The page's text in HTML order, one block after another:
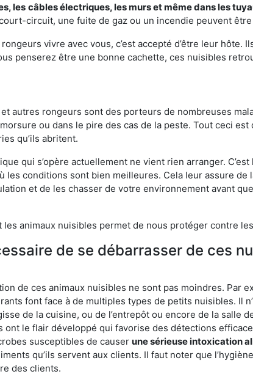
les câbles électriques, les murs et même dans les
circuit, une fuite de gaz ou un incendie peuvent
rongeurs vivre avec vous, c’est accepté d’être leur
penserez être une bonne cachette, ces nuisibles
autres rongeurs sont des porteurs de nombreuses
ou dans le pire des cas de la peste. Tout ceci
qu’ils abritent.
qui s’opère actuellement ne vient rien arranger.
les conditions sont bien meilleures. Cela leur assure
et de les chasser de votre environnement avant
les animaux nuisibles permet de nous protéger contre
de se débarrasser de ces
de ces animaux nuisibles ne sont pas moindres. Par
font face à de multiples types de petits nuisibles. Il
de la cuisine, ou de l’entrepôt ou encore de la
ont le flair développé qui favorise des détections
susceptibles de causer une sérieuse intoxication
qu’ils servent aux clients. Il faut noter que
des clients.